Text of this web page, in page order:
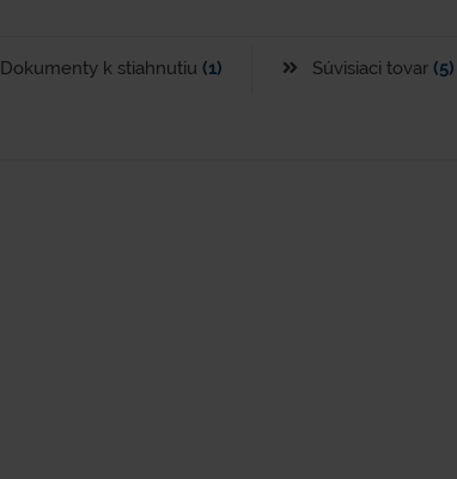
Dokumenty k stiahnutiu (1) Súvisiaci tovar (5)